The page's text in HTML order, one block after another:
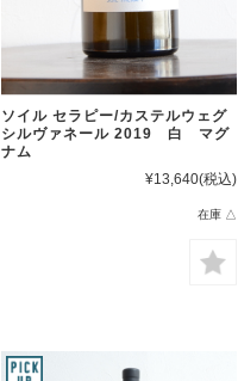
ソイル セラピー/カステルウェグ
シルヴァネール 2019 白 マグ
ナム
¥13,640(税込)
在庫 △